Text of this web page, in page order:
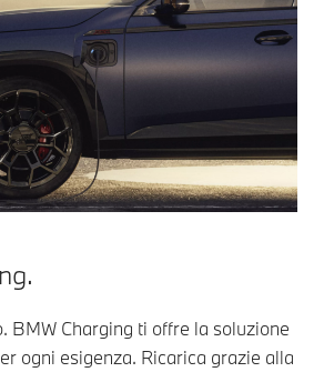
BMW Charging ti offre la soluzione
ogni esigenza. Ricarica grazie alla